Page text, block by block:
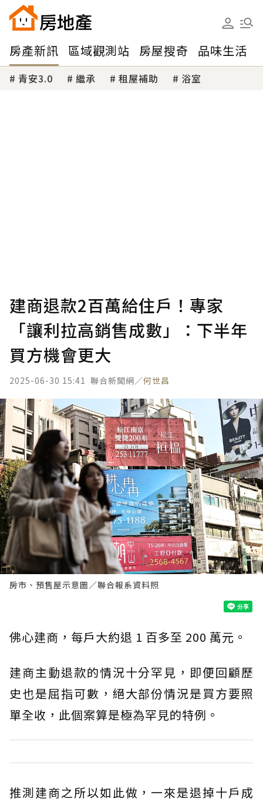
房產新訊 區域觀測站 房屋搜奇 品味生活
青安3.0 繼承 租屋補助 浴室
建商退款2百萬給住戶！專家
「讓利拉高銷售成數」：下半年
買方機會更大
2025-06-30 15:41 聯合新聞網／何世昌
房市、預售屋示意圖／聯合報系資料照
佛心建商，每戶大約退 1 百多至 200 萬元。
建商主動退款的情況十分罕見，即便回顧歷
史也是屈指可數，絕大部份情況是買方要照
單全收，此個案算是極為罕見的特例。
推測建商之所以如此做，一來是退掉十戶成